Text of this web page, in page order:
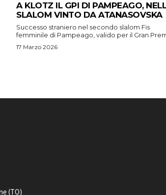
A KLOTZ IL GPI DI PAMPEAGO,
SLALOM VINTO DA ATANASOVSKA
Successo straniero nel secondo slalom Fis
femminile di Pampeago, valido per il Gran
17 Marzo 2026
(TO)